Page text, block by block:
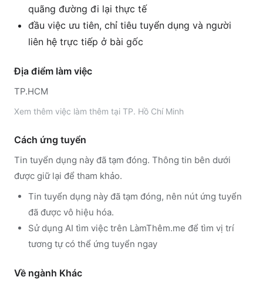
quãng đường đi lại thực tế
đầu việc ưu tiên, chỉ tiêu tuyển dụng và người
liên hệ trực tiếp ở bài gốc
Địa điểm làm việc
TP.HCM
Xem thêm việc làm thêm tại TP. Hồ Chí Minh
Cách ứng tuyển
Tin tuyển dụng này đã tạm đóng. Thông tin bên dưới
được giữ lại để tham khảo.
Tin tuyển dụng này đã tạm đóng, nên nút ứng tuyển
đã được vô hiệu hóa.
Sử dụng AI tìm việc trên LàmThêm.me để tìm vị trí
tương tự có thể ứng tuyển ngay
Về ngành Khác